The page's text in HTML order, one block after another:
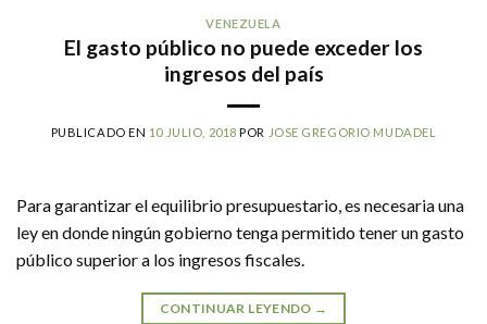
VENEZUELA
El gasto público no puede exceder los
ingresos del país
PUBLICADO EN 10 JULIO, 2018 POR JOSE GREGORIO MUDADEL
Para garantizar el equilibrio presupuestario, es necesaria una
ley en donde ningún gobierno tenga permitido tener un gasto
público superior a los ingresos fiscales.
CONTINUAR LEYENDO →